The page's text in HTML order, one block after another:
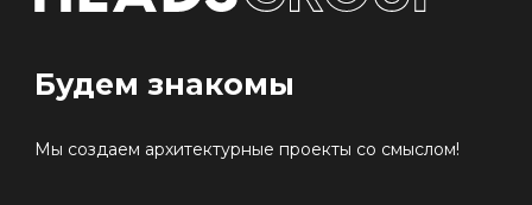
info@headsgroup.ru
На карте
420 107, Республика Татарстан,
г. Казань, ул. Хади Такташа, д. 75,